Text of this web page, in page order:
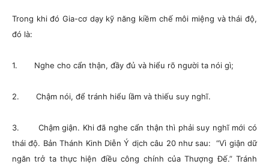
Trong khi đó Gia-cơ dạy kỹ năng kiềm chế môi miệng và thái độ,
đó là:
1. Nghe cho cẩn thận, đầy đủ và hiểu rõ người ta nói gì;
2. Chậm nói, để tránh hiểu lầm và thiếu suy nghĩ.
3. Chậm giận. Khi đã nghe cẩn thận thì phải suy nghĩ mới có
thái độ. Bản Thánh Kinh Diễn Ý dịch câu 20 như sau: “Vì giận dữ
ngăn trở ta thực hiện điều công chính của Thượng Đế.” Tránh